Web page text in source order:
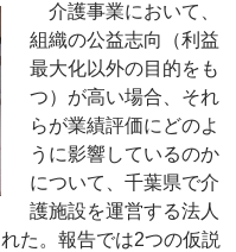
介護事業において、
組織の公益志向（利益
最大化以外の目的をも
つ）が高い場合、それ
らが業績評価にどのよ
うに影響しているのか
について、千葉県で介
護施設を運営する法人
た。報告では2つの仮説